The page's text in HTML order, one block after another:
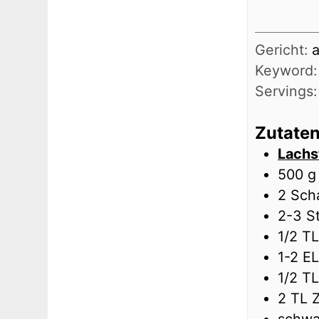
Gericht:
500 g
2
2-3
1/2 TL
1-2 EL
1/2 TL
2 TL